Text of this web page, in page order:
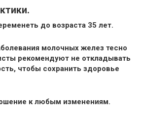
до возраста 35 лет.
молочных желез тесно
рекомендуют не откладывать
чтобы сохранить здоровье
к любым изменениям.